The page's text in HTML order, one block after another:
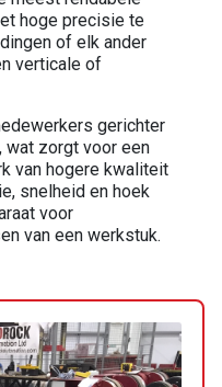
hoge precisie te
of elk ander
verticale of
gerichter
wat zorgt voor een
van hogere kwaliteit
snelheid en hoek
voor
van een werkstuk.